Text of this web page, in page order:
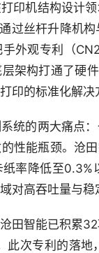
印机结构设计
过丝杆升降机
外观专利（
架构打通了硬
印的标准化解决
统的两大痛点
性能瓶颈。沧
率降低至
对高吞吐量与稳
田智能已积累
此次专利的落